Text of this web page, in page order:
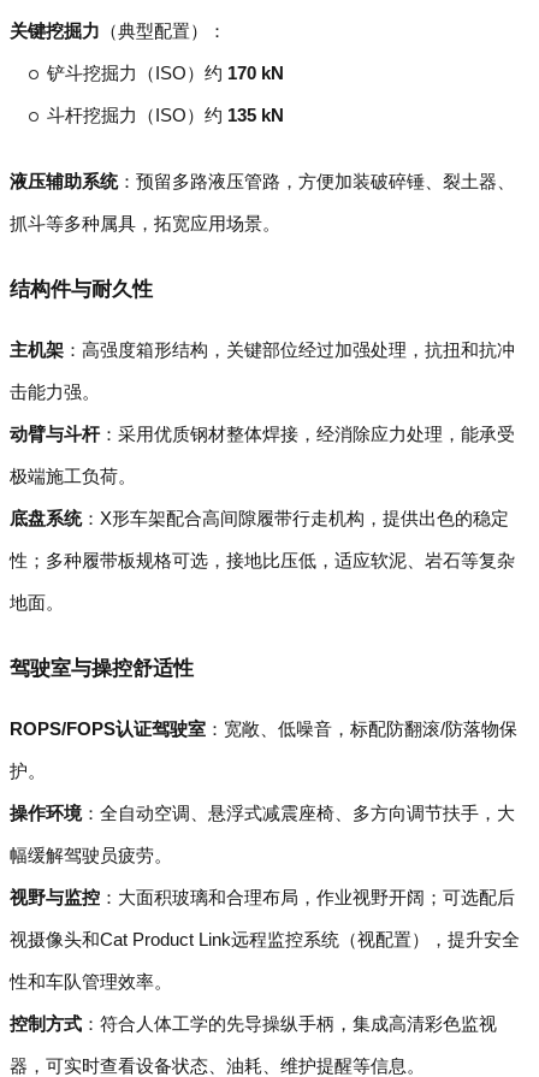
关键挖掘力 （典型配置）：
铲斗挖掘力（ISO）约 170 kN
斗杆挖掘力（ISO）约 135 kN
液压辅助系统：预留多路液压管路，方便加装破碎锤、裂土器、
抓斗等多种属具，拓宽应用场景。
结构件与耐久性
主机架 ：高强度箱形结构，关键部位经过加强处理，抗扭和抗冲
击能力强。
动臂与斗杆：采用优质钢材整体焊接，经消除应力处理，能承受
极端施工负荷。
底盘系统：X形车架配合高间隙履带行走机构，提供出色的稳定
性；多种履带板规格可选，接地比压低，适应软泥、岩石等复杂
地面。
驾驶室与操控舒适性
ROPS/FOPS认证驾驶室 ：宽敞、低噪音，标配防翻滚/防落物保
护。
操作环境：全自动空调、悬浮式减震座椅、多方向调节扶手，大
幅缓解驾驶员疲劳。
视野与监控 ：大面积玻璃和合理布局，作业视野开阔；可选配后
视摄像头和Cat Product Link远程监控系统（视配置），提升安全
性和车队管理效率。
控制方式 ：符合人体工学的先导操纵手柄，集成高清彩色监视
器，可实时查看设备状态、油耗、维护提醒等信息。